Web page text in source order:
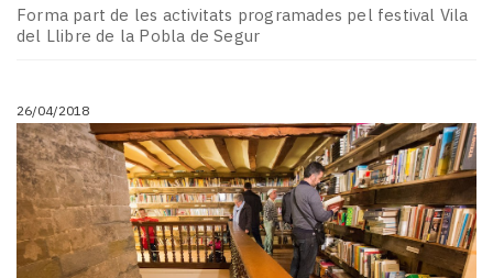
Forma part de les activitats programades pel festival Vila
del Llibre de la Pobla de Segur
26/04/2018